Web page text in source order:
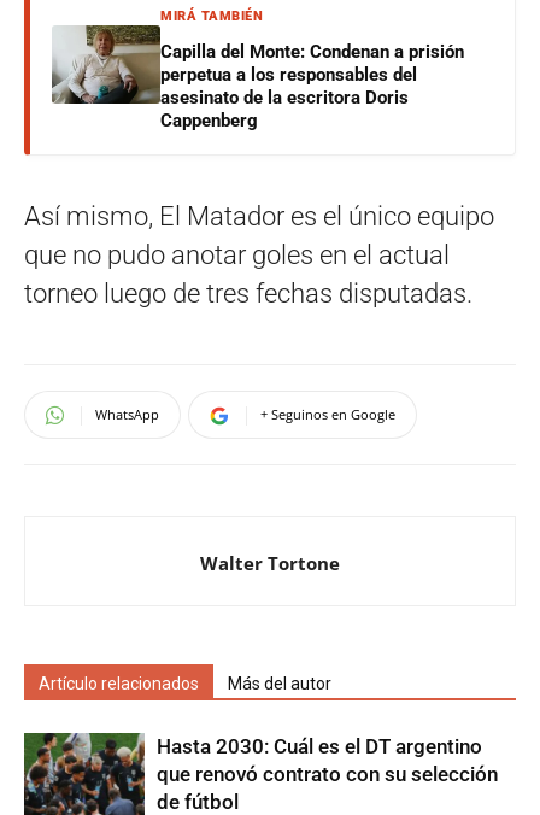
MIRÁ TAMBIÉN
Capilla del Monte: Condenan a prisión
perpetua a los responsables del
asesinato de la escritora Doris
Cappenberg
Así mismo, El Matador es el único equipo
que no pudo anotar goles en el actual
torneo luego de tres fechas disputadas.
WhatsApp + Seguinos en Google
Walter Tortone
Artículo relacionados Más del autor
Hasta 2030: Cuál es el DT argentino
que renovó contrato con su selección
de fútbol